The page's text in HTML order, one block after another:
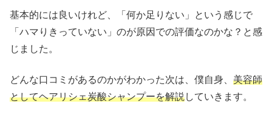
基本的には良いけれど、「何か足りない」という感じで
「ハマりきっていない」のが原因での評価なのかな？と感
じました。
どんな口コミがあるのかがわかった次は、僕自身、 美容師
としてヘアリシェ炭酸シャンプーを解説していきます。